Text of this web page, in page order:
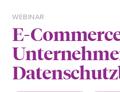
WEBINAR
E-